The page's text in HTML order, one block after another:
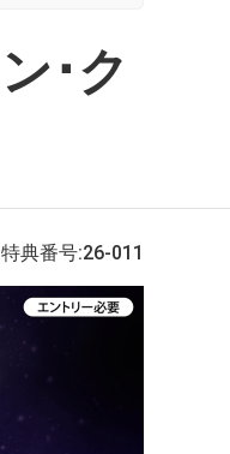
･ク
典番号:26-011